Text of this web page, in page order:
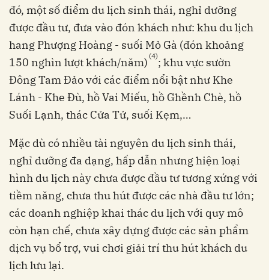
đó, một số điểm du lịch sinh thái, nghỉ dưỡng
được đầu tư, đưa vào đón khách như: khu du lịch
hang Phượng Hoàng - suối Mỏ Gà (đón khoảng
150 nghìn lượt khách/năm) (4); khu vực sườn
Đông Tam Đảo với các điểm nổi bật như Khe
Lánh - Khe Đù, hồ Vai Miếu, hồ Ghềnh Chè, hồ
Suối Lạnh, thác Cửa Tử, suối Kẹm,…
Mặc dù có nhiều tài nguyên du lịch sinh thái,
nghỉ dưỡng đa dạng, hấp dẫn nhưng hiện loại
hình du lịch này chưa được đầu tư tương xứng với
tiềm năng, chưa thu hút được các nhà đầu tư lớn;
các doanh nghiệp khai thác du lịch với quy mô
còn hạn chế, chưa xây dựng được các sản phẩm
dịch vụ bổ trợ, vui chơi giải trí thu hút khách du
lịch lưu lại.